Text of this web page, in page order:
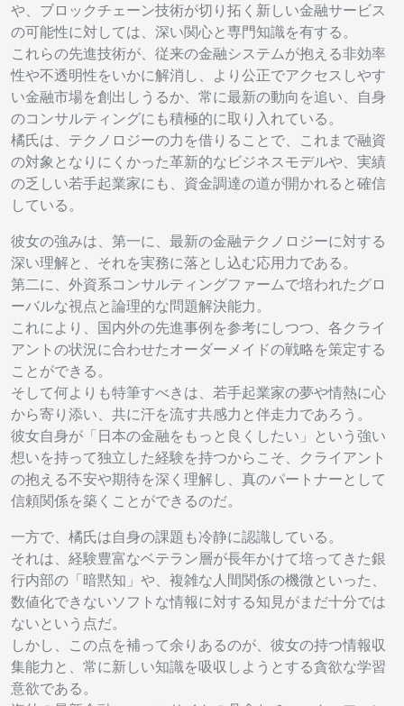
や、ブロックチェーン技術が切り拓く新しい金融サービス
の可能性に対しては、深い関心と専門知識を有する。
これらの先進技術が、従来の金融システムが抱える非効率
性や不透明性をいかに解消し、より公正でアクセスしやす
い金融市場を創出しうるか、常に最新の動向を追い、自身
のコンサルティングにも積極的に取り入れている。
橘氏は、テクノロジーの力を借りることで、これまで融資
の対象となりにくかった革新的なビジネスモデルや、実績
の乏しい若手起業家にも、資金調達の道が開かれると確信
している。
彼女の強みは、第一に、最新の金融テクノロジーに対する
深い理解と、それを実務に落とし込む応用力である。
第二に、外資系コンサルティングファームで培われたグロ
ーバルな視点と論理的な問題解決能力。
これにより、国内外の先進事例を参考にしつつ、各クライ
アントの状況に合わせたオーダーメイドの戦略を策定する
ことができる。
そして何よりも特筆すべきは、若手起業家の夢や情熱に心
から寄り添い、共に汗を流す共感力と伴走力であろう。
彼女自身が「日本の金融をもっと良くしたい」という強い
想いを持って独立した経験を持つからこそ、クライアント
の抱える不安や期待を深く理解し、真のパートナーとして
信頼関係を築くことができるのだ。
一方で、橘氏は自身の課題も冷静に認識している。
それは、経験豊富なベテラン層が長年かけて培ってきた銀
行内部の「暗黙知」や、複雑な人間関係の機微といった、
数値化できないソフトな情報に対する知見がまだ十分では
ないという点だ。
しかし、この点を補って余りあるのが、彼女の持つ情報収
集能力と、常に新しい知識を吸収しようとする貪欲な学習
意欲である。